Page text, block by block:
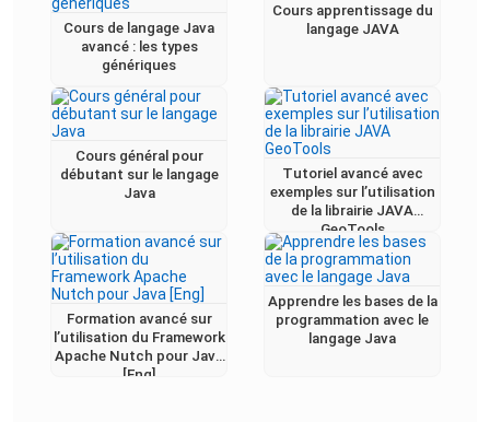
Cours de langage Java
avancé : les types
génériques
Cours apprentissage du
langage JAVA
Cours général pour
débutant sur le langage
Java
Tutoriel avancé avec
exemples sur l’utilisation
de la librairie JAVA
GeoTools
Formation avancé sur
l’utilisation du Framework
Apache Nutch pour Java
[Eng]
Apprendre les bases de la
programmation avec le
langage Java